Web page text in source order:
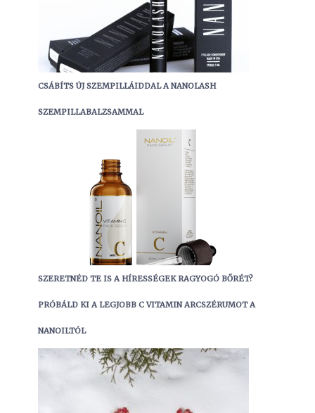
CSÁBÍTS ÚJ SZEMPILLÁIDDAL A NANOLASH
SZEMPILLABALZSAMMAL
SZERETNÉD TE IS A HÍRESSÉGEK RAGYOGÓ BŐRÉT?
PRÓBÁLD KI A LEGJOBB C VITAMIN ARCSZÉRUMOT A
NANOILTÓL